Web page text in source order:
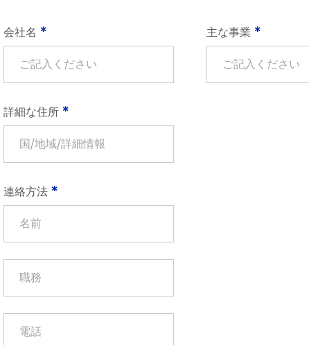
会社名 * 主な事業 *
詳細な住所 *
連絡方法 *